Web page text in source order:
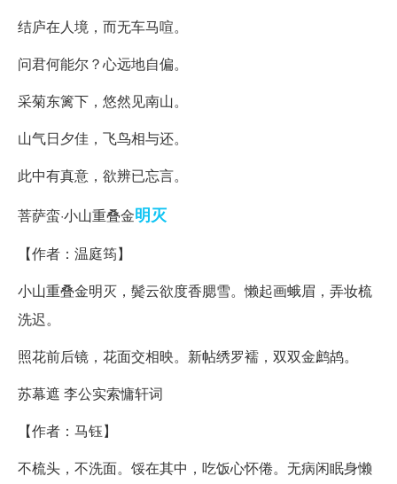
结庐在人境，而无车马喧。
问君何能尔？心远地自偏。
采菊东篱下，悠然见南山。
山气日夕佳，飞鸟相与还。
此中有真意，欲辨已忘言。
菩萨蛮·小山重叠金明灭
【作者：温庭筠】
小山重叠金明灭，鬓云欲度香腮雪。懒起画蛾眉，弄妆梳
洗迟。
照花前后镜，花面交相映。新帖绣罗襦，双双金鹧鸪。
苏幕遮 李公实索慵轩词
【作者：马钰】
不梳头，不洗面。馁在其中，吃饭心怀倦。无病闲眠身懒